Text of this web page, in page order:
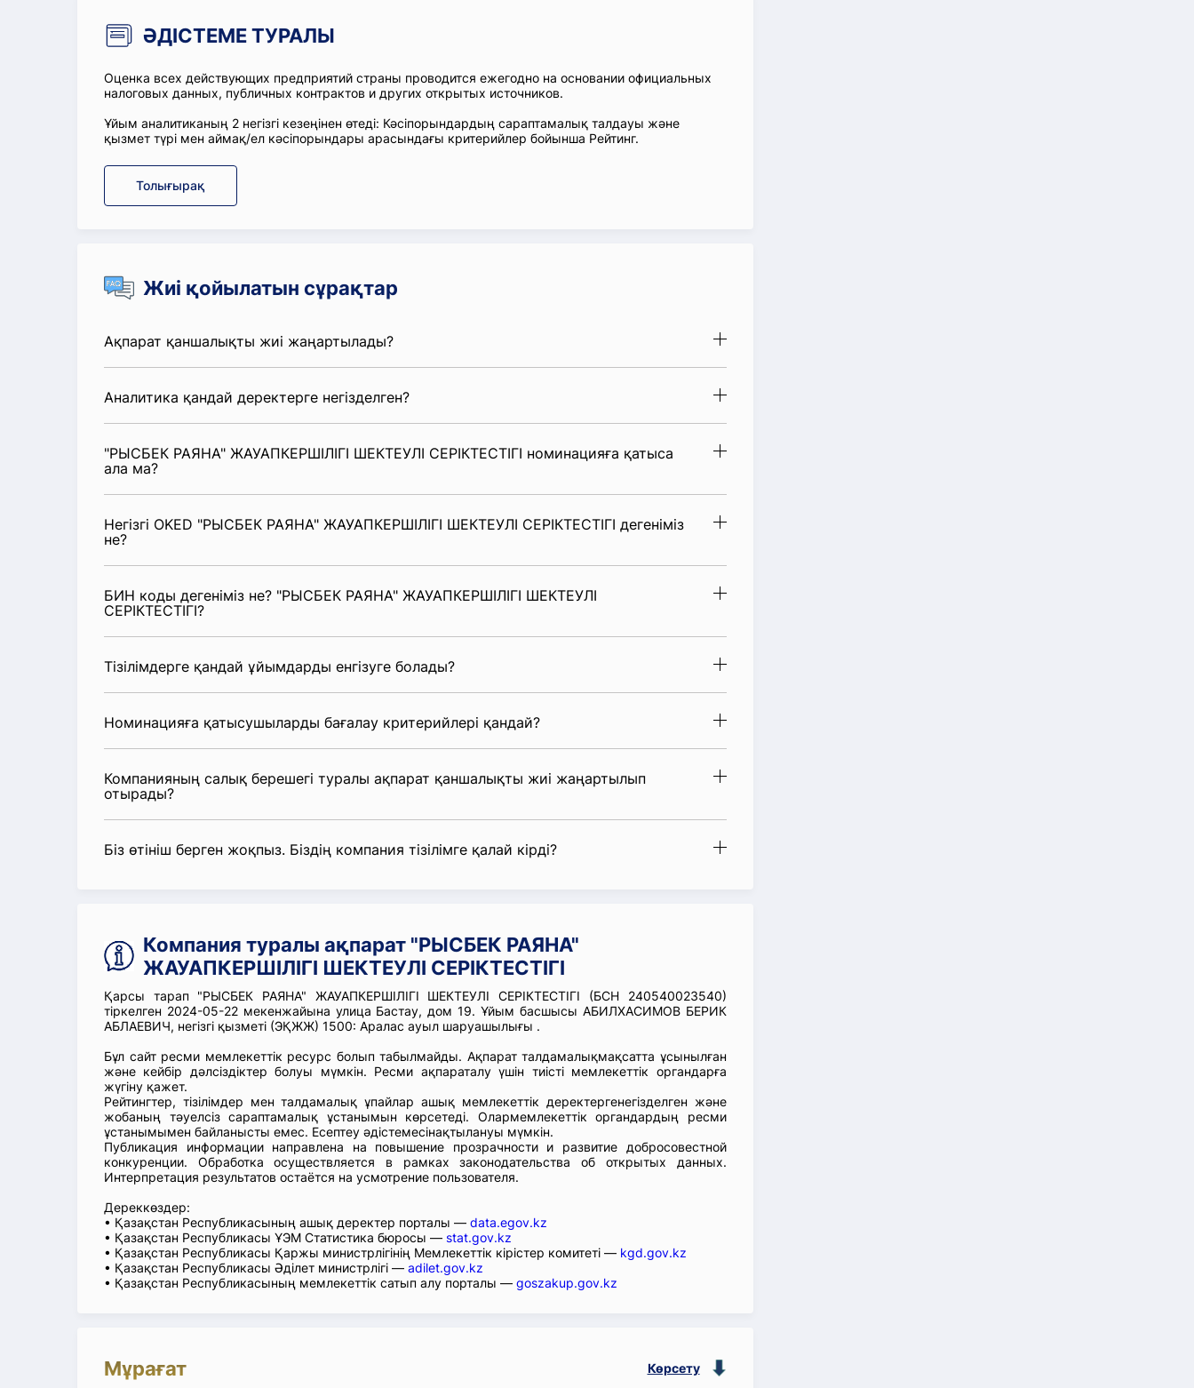
ӘДІСТЕМЕ ТУРАЛЫ
Оценка всех действующих предприятий страны проводится ежегодно на основании официальных
налоговых данных, публичных контрактов и других открытых источников.
Ұйым аналитиканың 2 негізгі кезеңінен өтеді: Кәсіпорындардың сараптамалық талдауы және
қызмет түрі мен аймақ/ел кәсіпорындары арасындағы критерийлер бойынша Рейтинг.
Толығырақ
Жиі қойылатын сұрақтар
Ақпарат қаншалықты жиі жаңартылады?
Аналитика қандай деректерге негізделген?
"РЫСБЕК РАЯНА" ЖАУАПКЕРШІЛІГІ ШЕКТЕУЛІ СЕРІКТЕСТІГІ номинацияға қатыса
ала ма?
Негізгі OKED "РЫСБЕК РАЯНА" ЖАУАПКЕРШІЛІГІ ШЕКТЕУЛІ СЕРІКТЕСТІГІ дегеніміз
не?
БИН коды дегеніміз не? "РЫСБЕК РАЯНА" ЖАУАПКЕРШІЛІГІ ШЕКТЕУЛІ
СЕРІКТЕСТІГІ?
Тізілімдерге қандай ұйымдарды енгізуге болады?
Номинацияға қатысушыларды бағалау критерийлері қандай?
Компанияның салық берешегі туралы ақпарат қаншалықты жиі жаңартылып
отырады?
Біз өтініш берген жоқпыз. Біздің компания тізілімге қалай кірді?
Компания туралы ақпарат "РЫСБЕК РАЯНА"
ЖАУАПКЕРШІЛІГІ ШЕКТЕУЛІ СЕРІКТЕСТІГІ
Қарсы тарап "РЫСБЕК РАЯНА" ЖАУАПКЕРШІЛІГІ ШЕКТЕУЛІ СЕРІКТЕСТІГІ (БСН 240540023540)
тіркелген 2024-05-22 мекенжайына улица Бастау, дом 19. Ұйым басшысы АБИЛХАСИМОВ БЕРИК
АБЛАЕВИЧ, негізгі қызметі (ЭҚЖЖ) 1500: Аралас ауыл шаруашылығы .
Бұл сайт ресми мемлекеттік ресурс болып табылмайды. Ақпарат талдамалықмақсатта ұсынылған
және кейбір дәлсіздіктер болуы мүмкін. Ресми ақпараталу үшін тиісті мемлекеттік органдарға
жүгіну қажет.
Рейтингтер, тізілімдер мен талдамалық ұпайлар ашық мемлекеттік деректергенегізделген және
жобаның тәуелсіз сараптамалық ұстанымын көрсетеді. Олармемлекеттік органдардың ресми
ұстанымымен байланысты емес. Есептеу әдістемесінақтылануы мүмкін.
Публикация информации направлена на повышение прозрачности и развитие добросовестной
конкуренции. Обработка осуществляется в рамках законодательства об открытых данных.
Интерпретация результатов остаётся на усмотрение пользователя.
Дереккөздер:
• Қазақстан Республикасының ашық деректер порталы — data.egov.kz
• Қазақстан Республикасы ҰЭМ Статистика бюросы — stat.gov.kz
• Қазақстан Республикасы Қаржы министрлігінің Мемлекеттік кірістер комитеті — kgd.gov.kz
• Қазақстан Республикасы Әділет министрлігі — adilet.gov.kz
• Қазақстан Республикасының мемлекеттік сатып алу порталы — goszakup.gov.kz
Мұрағат Көрсету